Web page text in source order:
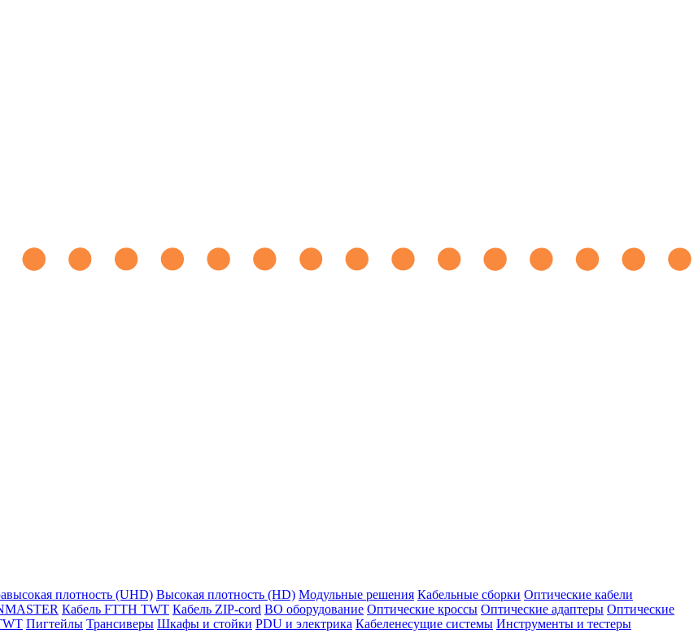
плотность (UHD) Высокая плотность (HD) Модульные решения Кабельные сборки Оптические кабели
Кабель FTTH TWT Кабель ZIP-cord ВО оборудование Оптические кроссы Оптические адаптеры Оптические
Пигтейлы Трансиверы Шкафы и стойки PDU и электрика Кабеленесущие системы Инструменты и тестеры